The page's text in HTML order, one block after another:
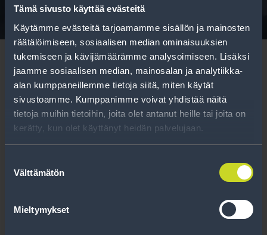
Tämä sivusto käyttää evästeitä
Käytämme evästeitä tarjoamamme sisällön ja mainosten
räätälöimiseen, sosiaalisen median ominaisuuksien
tukemiseen ja kävijämäärämme analysoimiseen. Lisäksi
jaamme sosiaalisen median, mainosalan ja analytiikka-
alan kumppaneillemme tietoja siitä, miten käytät
sivustoamme. Kumppanimme voivat yhdistää näitä
tietoja muihin tietoihin, joita olet antanut heille tai joita on
kerätty, kun olet käyttänyt heidän palvelujaan.
valinta
Välttämätön
Mieltymykset
Tilaa uutiskirje
Uutiskirjeessä saat autonomistajan
kausimuistutukset sekä parhaat